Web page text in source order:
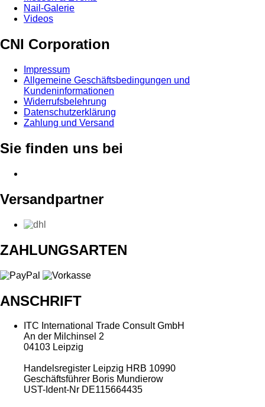
Nail-Galerie
Videos
CNI Corporation
Impressum
Allgemeine Geschäftsbedingungen und
Kundeninformationen
Widerrufsbelehrung
Datenschutzerklärung
Zahlung und Versand
Sie finden uns bei
Versandpartner
ZAHLUNGSARTEN
ANSCHRIFT
ITC International Trade Consult GmbH
An der Milchinsel 2
04103 Leipzig
Handelsregister Leipzig HRB 10990
Geschäftsführer Boris Mundierow
UST-Ident-Nr DE115664435